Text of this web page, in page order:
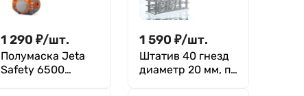
1 290 ₽/шт.
Полумаска Jeta
Safety 6500
1 590 ₽/шт.
Штатив 40 гнезд
диаметр 20 мм, п/